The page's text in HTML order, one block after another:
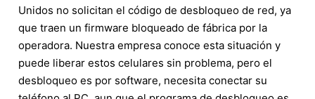
Unidos no solicitan el código de desbloqueo de red, ya
que traen un firmware bloqueado de fábrica por la
operadora. Nuestra empresa conoce esta situación y
puede liberar estos celulares sin problema, pero el
desbloqueo es por software, necesita conectar su